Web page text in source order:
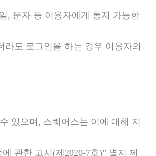
, 문자 등 이용자에게 통지 가능한
도 로그인을 하는 경우 이용자의
있으며, 스퀘어스는 이에 대해 지
관한 고시(제2020-7호)” 별지 제